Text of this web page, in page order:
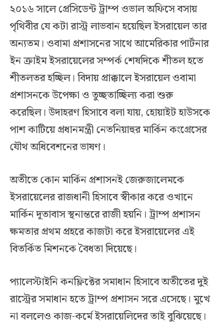
২০১৬ সালে প্রেসিডেন্ট ট্রাম্প ওভাল অফিসে বসায়
পৃথিবীর যে কটা রাস্ট্র লাভবান হয়েছিল ইসরায়েল তার
অন্যতম। ওবামা প্রশাসনের সাথে আমেরিকার পার্টনার
ইন ক্রাইম ইসরায়েলের সম্পর্ক শেষদিকে শীতল হতে
শীতলতর হচ্ছিল। বিদায় প্রাক্কালে ইসরায়েল ওবামা
প্রশাসনকে উপেক্ষা ও তুচ্ছতাচ্ছিল্য করা শুরু
করেছিল। উদাহরণ হিসাবে বলা যায়, হোয়াইট হাউসকে
পাশ কাটিয়ে প্রধানমন্ত্রী নেতনিয়াহুর মার্কিন কংগ্রেসের
যৌথ অধিবেশনের ভাষণ।
অতীতে কোন মার্কিন প্রশাসনই জেরুজালেমকে
ইসরায়েলের রাজধানী হিসাবে স্বীকার করে ওখানে
মার্কিন দূতাবাস স্থনান্তরে রাজী হয়নি। ট্রাম্প প্রশাসন
ক্ষমতার প্রথম প্রহরে কাজটা করে ইসরায়েলের এই
বিতর্কিত মিশনকে বৈধতা দিয়েছে।
প্যালেস্টাইনি কনফ্লিক্টের সমাধান হিসাবে অতীতের দুই
রাস্ট্রের সমাধান হতে ট্রাম্প প্রশাসন সরে এসেছে। মুখে
না বললেও কাজ-কর্মে ইসরায়েলিদের তাই বুঝিয়েছে।